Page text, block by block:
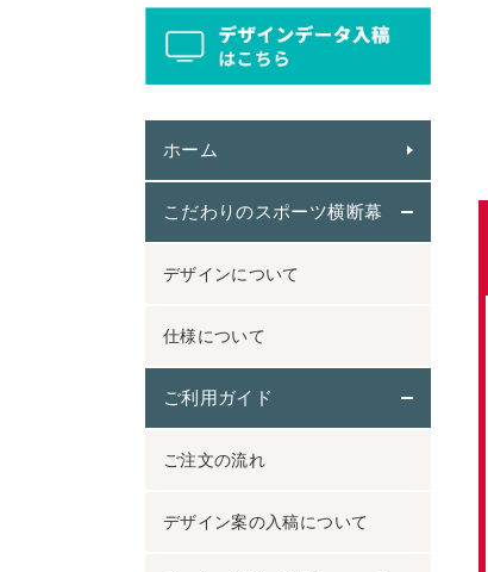
ホーム
こだわりのスポーツ横断幕
デザインについて
仕様について
ご利用ガイド
ご注文の流れ
デザイン案の入稿について